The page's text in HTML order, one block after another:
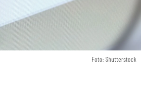
Foto: Shutterstock